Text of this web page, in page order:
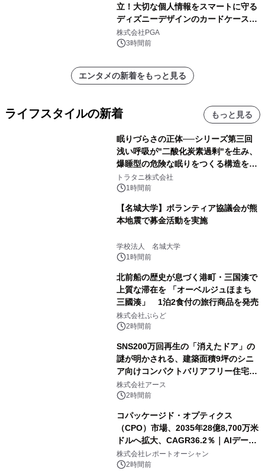
立！大切な個人情報をスマートに守る
ディズニーデザインのカードケースを
株式会社PGAが8月7日発売
株式会社PGA
3時間前
エンタメの新着をもっと見る
ライフスタイルの新着 もっと見る
眠りづらさの正体──シリーズ第三回
浅い呼吸が"二酸化炭素過剰"を生み、
爆睡型の危険な眠りをつくる構造を解
説
トラタニ株式会社
1時間前
【名城大学】ボランティア協議会が熊
本地震で募金活動を実施
学校法人 名城大学
1時間前
北前船の歴史が息づく港町・三国湊で
上質な滞在を 「オーベルジュほまち
三國湊」 1泊2食付の旅行商品を発売
株式会社ぷらど
2時間前
SNS200万回再生の「消えたドア」の
謎が明かされる、建築面積9坪のシニ
ア向けコンパクトバリアフリー住宅が
誕生
株式会社アース
2時間前
コパッケージド・オプティクス
（CPO）市場、2035年28億8,700万米
ドルへ拡大、CAGR36.2％｜AIデータ
センター・高速光通信需要が成長を加
速
株式会社レポートオーシャン
2時間前